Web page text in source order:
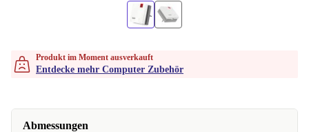
Produkt im Moment ausverkauft
Entdecke mehr Computer Zubehör
Abmessungen